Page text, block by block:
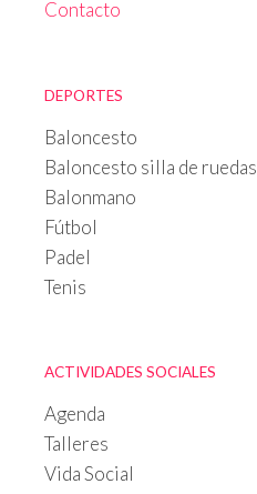
Contacto
DEPORTES
Baloncesto
Baloncesto silla de ruedas
Balonmano
Fútbol
Padel
Tenis
ACTIVIDADES SOCIALES
Agenda
Talleres
Vida Social